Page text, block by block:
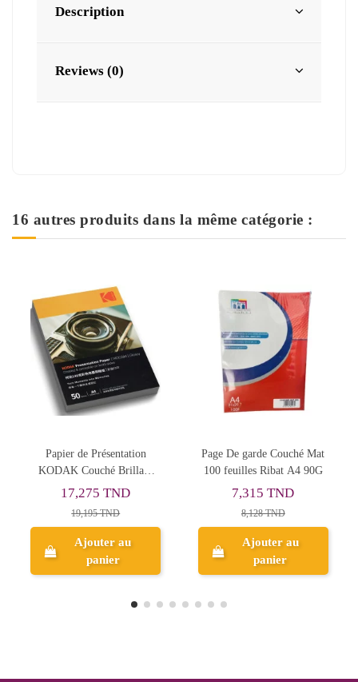
Description
Reviews (0)
16 autres produits dans la même catégorie :
Page De garde Couché Mat
100 feuilles Ribat A4 90G
7,315 TND
8,128 TND
Ajouter au
panier
Papier de Présentation
KODAK Couché Brillant
Double Face A4 200g 50F
20,510 TND
22,789 TND
Ajouter au
panier